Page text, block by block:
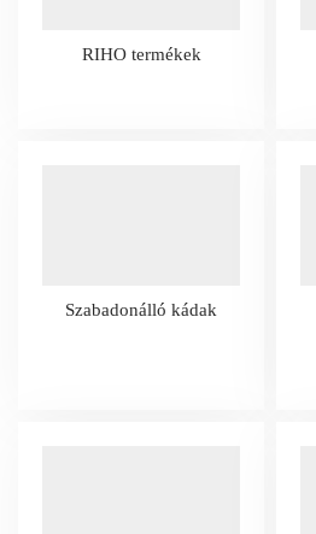
RIHO termékek
Szabadonálló kádak